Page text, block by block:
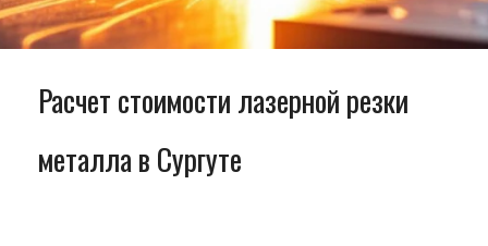
Расчет стоимости лазерной резки
металла в Сургуте